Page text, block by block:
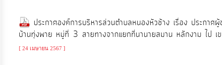
ประจำ
ปี
ประกาศองค์การบริหารส่วนตำบลหนองหัวช้าง เรื่อง ประกาศ
บ้านทุ่งพาย หมู่ที่ 3 สายทางจากแยกที่นานายสมาน หลักงาม ไป เข
[ 24 เมษายน 2567 ]